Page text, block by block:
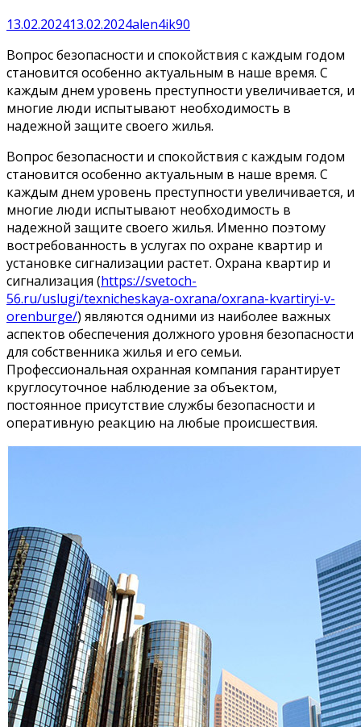
13.02.202413.02.2024alen4ik90
Вопрос безопасности и спокойствия с каждым годом
становится особенно актуальным в наше время. С
каждым днем уровень преступности увеличивается, и
многие люди испытывают необходимость в
надежной защите своего жилья.
Вопрос безопасности и спокойствия с каждым годом
становится особенно актуальным в наше время. С
каждым днем уровень преступности увеличивается, и
многие люди испытывают необходимость в
надежной защите своего жилья. Именно поэтому
востребованность в услугах по охране квартир и
установке сигнализации растет. Охрана квартир и
сигнализация (https://svetoch-
56.ru/uslugi/texnicheskaya-oxrana/oxrana-kvartiryi-v-
orenburge/) являются одними из наиболее важных
аспектов обеспечения должного уровня безопасности
для собственника жилья и его семьи.
Профессиональная охранная компания гарантирует
круглосуточное наблюдение за объектом,
постоянное присутствие службы безопасности и
оперативную реакцию на любые происшествия.